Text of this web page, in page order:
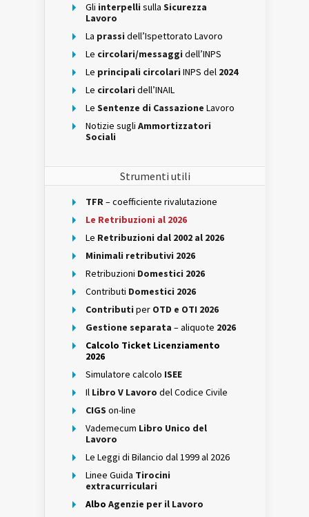
Gli interpelli sulla Sicurezza
Lavoro
La prassi dell’Ispettorato Lavoro
Le circolari/messaggi dell’INPS
Le principali circolari INPS del 2024
Le circolari dell’INAIL
Le Sentenze di Cassazione Lavoro
Notizie sugli Ammortizzatori
Sociali
Strumenti utili
TFR– coefficiente rivalutazione
Le Retribuzioni al 2026
Le Retribuzioni dal 2002 al 2026
Minimali retributivi 2026
Retribuzioni Domestici 2026
Contributi Domestici 2026
Contributi per OTD e OTI 2026
Gestione separata – aliquote 2026
Calcolo Ticket Licenziamento
2026
Simulatore calcolo ISEE
Il Libro V Lavoro del Codice Civile
CIGS on-line
Vademecum Libro Unico del
Lavoro
Le Leggi di Bilancio dal 1999 al 2026
Linee Guida Tirocini
extracurriculari
Albo Agenzie per il Lavoro